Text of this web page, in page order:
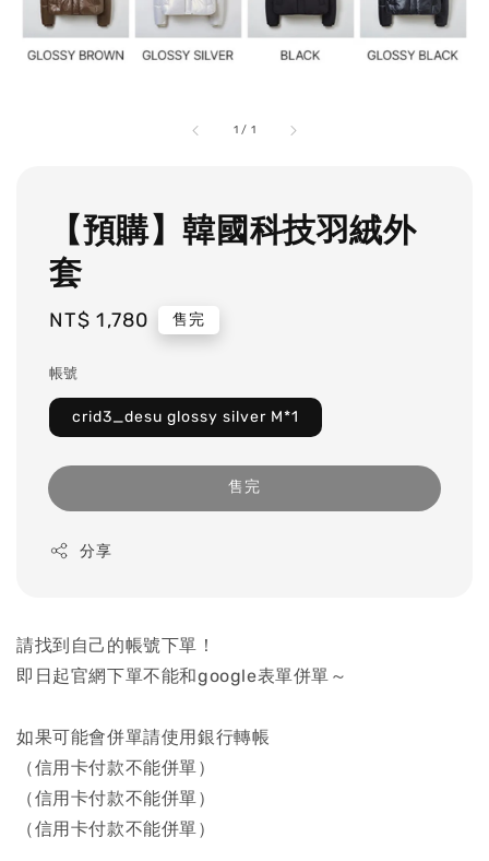
1 / 1
【預購】韓國科技羽絨外
套
Regular
NT$ 1,780 售完
帳號
crid3_desu glossy silver M*1
售完
分享
請找到自己的帳號下單！
即日起官網下單不能和google表單併單～
如果可能會併單請使用銀行轉帳
（信用卡付款不能併單）
（信用卡付款不能併單）
（信用卡付款不能併單）